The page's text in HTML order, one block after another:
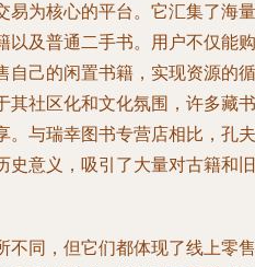
易为核心的平台。它汇集了海量
以及普通二手书。用户不仅能购
自己的闲置书籍，实现资源的循
其社区化和文化氛围，许多藏书
。与瑞幸图书专营店相比，孔夫
史意义，吸引了大量对古籍和旧
不同，但它们都体现了线上零售